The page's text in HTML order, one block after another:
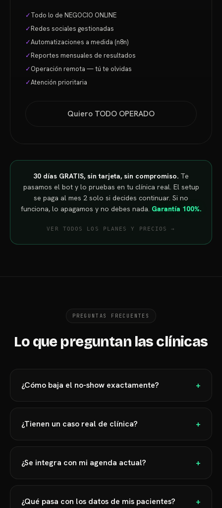
✓Todo lo de NEGOCIO ONLINE
✓Redes sociales gestionadas
✓Automatizaciones a medida (n8n)
✓Reportes mensuales de resultados
✓Operación remota — tú te olvidas
✓Atención prioritaria
Quiero TODO OPERADO
30 días GRATIS, sin tarjeta, sin compromiso. Te
pasamos el bot y lo pruebas en tu clínica real. El setup
se paga al mes 2 solo si decides continuar. Si no
funciona, lo apagamos y no debes nada. Garantía 100%.
VER TODOS LOS PLANES Y PRECIOS →
PREGUNTAS FRECUENTES
Lo que preguntan las clínicas
¿Cómo baja el no-show exactamente? +
¿Tienen un caso real de clínica? +
¿Se integra con mi agenda actual? +
¿Qué pasa con los datos de mis pacientes? +